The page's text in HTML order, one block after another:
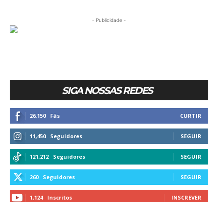
- Publicidade -
SIGA NOSSAS REDES
26,150 Fãs CURTIR
11,450 Seguidores SEGUIR
121,212 Seguidores SEGUIR
260 Seguidores SEGUIR
1,124 Inscritos INSCREVER